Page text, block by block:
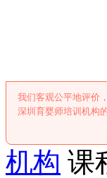
我们客观公平地评价
深圳育婴师培训机构
机构 课